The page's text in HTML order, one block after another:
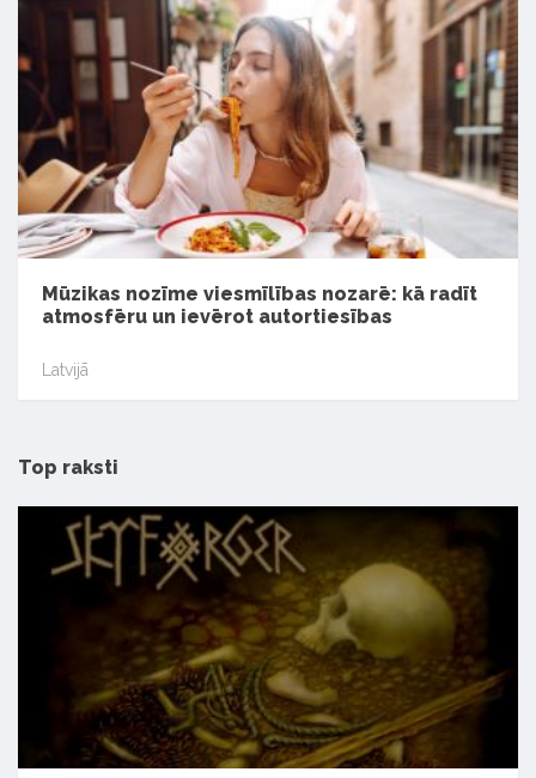
Mūzikas nozīme viesmīlības nozarē: kā radīt
atmosfēru un ievērot autortiesības
Latvijā
Top raksti